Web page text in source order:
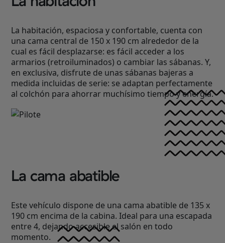
La habitación, espaciosa y confortable, cuenta con
una cama central de 150 x 190 cm alrededor de la
cual es fácil desplazarse: es fácil acceder a los
armarios (retroiluminados) o cambiar las sábanas. Y,
en exclusiva, disfrute de unas sábanas bajeras a
medida incluidas de serie: se adaptan perfectamente
al colchón para ahorrar muchísimo tiempo y energía.
La cama abatible
Este vehículo dispone de una cama abatible de 135 x
190 cm encima de la cabina. Ideal para una escapada
entre 4, dejando accesible el salón en todo
momento.